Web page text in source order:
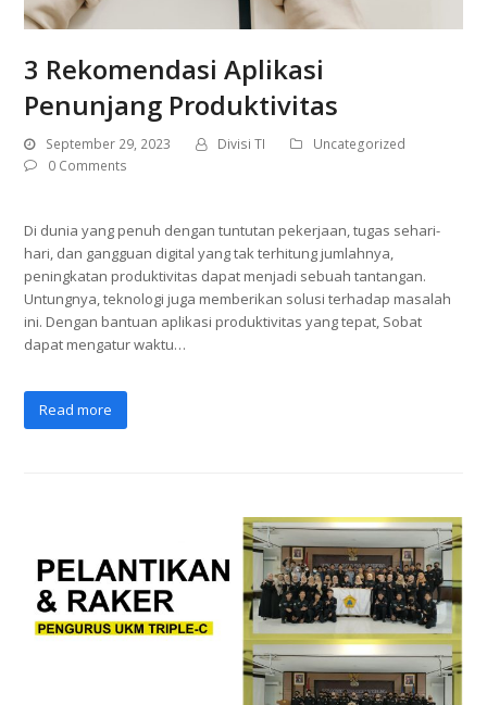
3 Rekomendasi Aplikasi
Penunjang Produktivitas
September 29, 2023 Divisi TI
Uncategorized
0 Comments
Di dunia yang penuh dengan tuntutan pekerjaan, tugas sehari-
hari, dan gangguan digital yang tak terhitung jumlahnya,
peningkatan produktivitas dapat menjadi sebuah tantangan.
Untungnya, teknologi juga memberikan solusi terhadap masalah
ini. Dengan bantuan aplikasi produktivitas yang tepat, Sobat
dapat mengatur waktu…
Read more